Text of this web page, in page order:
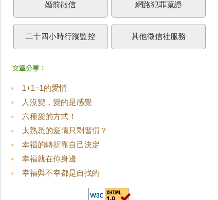
婚前徵信 網路犯罪蒐證
二十四小時行蹤監控 其他徵信社服務
1+1=1的愛情
人沒變，變的是感覺
六種愛的方式！
太熟悉的愛情只剩習慣？
幸福的轉折靠自己決定
幸福就在你身邊
幸福與不幸都是自找的